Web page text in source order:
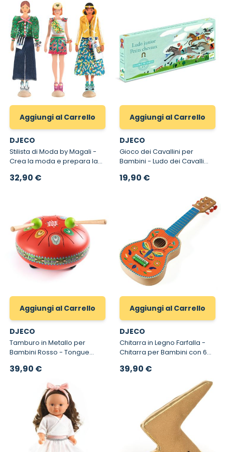
Aggiungi al Carrello
DJECO
Stilista di Moda by Magali -
Crea la moda e prepara la
32,90 €
Aggiungi al Carrello
DJECO
Gioco dei Cavallini per
Bambini - Ludo dei Cavalli
19,90 €
Aggiungi al Carrello
DJECO
Tamburo in Metallo per
Bambini Rosso - Tongue
Animambo
39,90 €
Aggiungi al Carrello
DJECO
Chitarra in Legno Farfalla -
Chitarra per Bambini con 6
39,90 €